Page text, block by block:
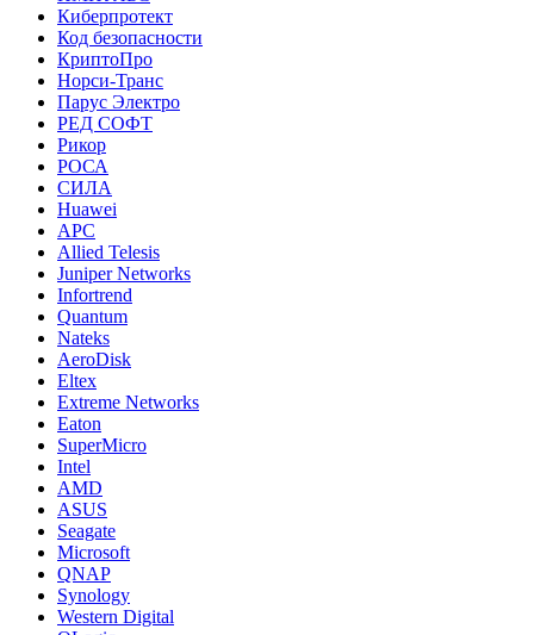
Киберпротект
Код безопасности
КриптоПро
Норси-Транс
Парус Электро
РЕД СОФТ
Рикор
РОСА
СИЛА
Huawei
APC
Allied Telesis
Juniper Networks
Infortrend
Quantum
Nateks
AeroDisk
Eltex
Extreme Networks
Eaton
SuperMicro
Intel
AMD
ASUS
Seagate
Microsoft
QNAP
Synology
Western Digital